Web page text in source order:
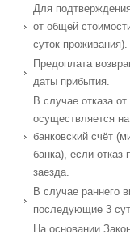
Для
от общей
суток проживания).
Предоплата
даты прибытия.
В случае отказа
осуществляется
банковский счёт
банка), если
заезда.
В случае раннего
последующие 3
На основании